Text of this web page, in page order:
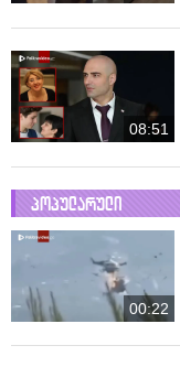
08:51
პოპულარული
00:22